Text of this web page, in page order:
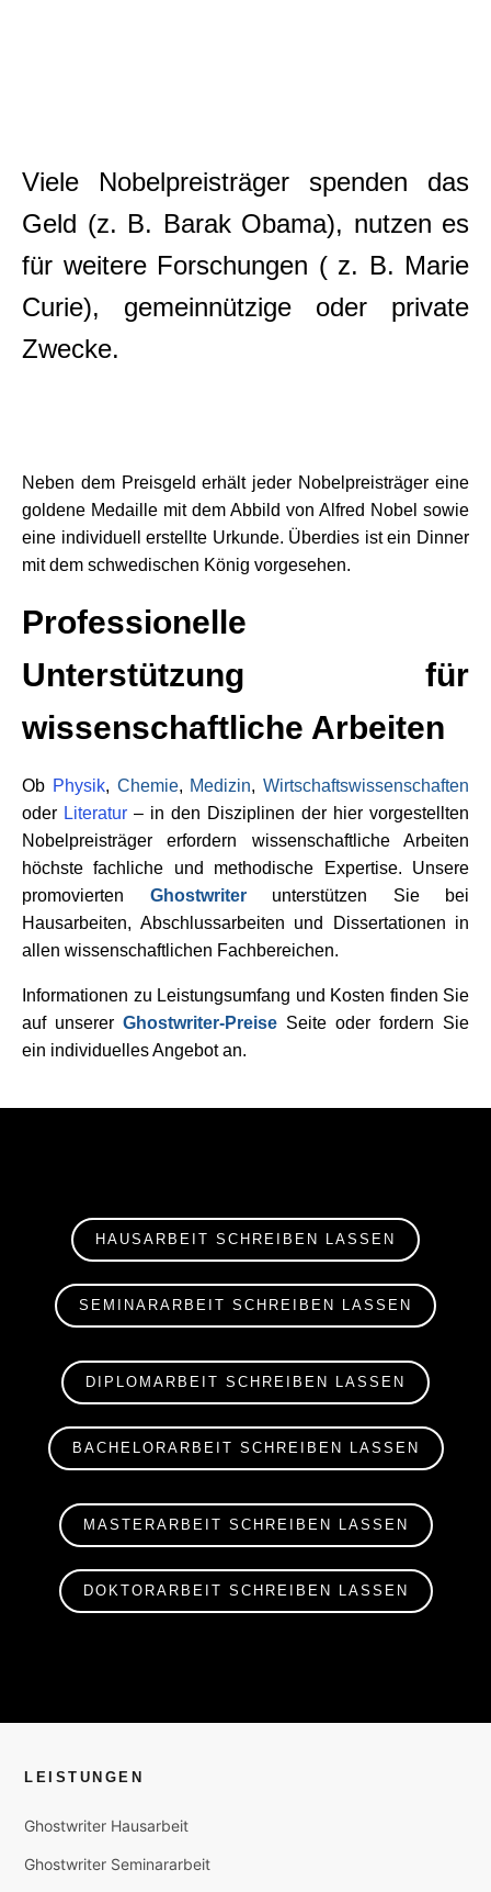
Viele Nobelpreisträger spenden das
Geld (z. B. Barak Obama), nutzen es
für weitere Forschungen ( z. B. Marie
Curie), gemeinnützige oder private
Zwecke.
Neben dem Preisgeld erhält jeder Nobelpreisträger eine
goldene Medaille mit dem Abbild von Alfred Nobel sowie
eine individuell erstellte Urkunde. Überdies ist ein Dinner
mit dem schwedischen König vorgesehen.
Professionelle
Unterstützung für
wissenschaftliche Arbeiten
Ob Physik, Chemie, Medizin, Wirtschaftswissenschaften
oder Literatur – in den Disziplinen der hier vorgestellten
Nobelpreisträger erfordern wissenschaftliche Arbeiten
höchste fachliche und methodische Expertise. Unsere
promovierten Ghostwriterunterstützen Sie bei
Hausarbeiten, Abschlussarbeiten und Dissertationen in
allen wissenschaftlichen Fachbereichen.
Informationen zu Leistungsumfang und Kosten finden Sie
auf unserer Ghostwriter-Preise Seite oder fordern Sie
ein individuelles Angebot an.
HAUSARBEIT SCHREIBEN LASSEN
SEMINARARBEIT SCHREIBEN LASSEN
DIPLOMARBEIT SCHREIBEN LASSEN
BACHELORARBEIT SCHREIBEN LASSEN
MASTERARBEIT SCHREIBEN LASSEN
DOKTORARBEIT SCHREIBEN LASSEN
LEISTUNGEN
Ghostwriter Hausarbeit
Ghostwriter Seminararbeit